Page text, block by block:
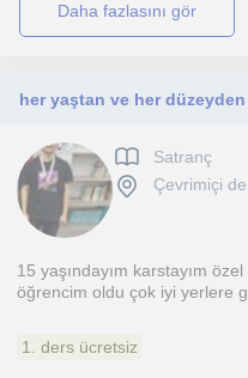
daha fazlasını gör
her yaştan ve her
Satranç
Çevrimiçi
15 yaşındayım karstayım
öğrencim oldu çok iyi yerlere
1. ders ücretsiz